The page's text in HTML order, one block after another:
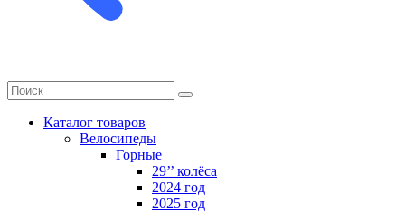
Каталог товаров
Велосипеды
Горные
29’’ колёса
2024 год
2025 год